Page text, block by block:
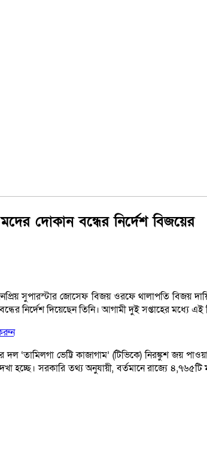
দোকান বন্ধের নির্দেশ বিজয়ের
সুপারস্টার জোসেফ বিজয় ওরফে থালাপতি বিজয়
নির্দেশ দিয়েছেন তিনি। আগামী দুই সপ্তাহের মধ্যে
দল ‘তামিলগা ভেট্টি কাজাগাম’ (টিভিকে) নিরঙ্কুশ জয়
হচ্ছে। সরকারি তথ্য অনুযায়ী, বর্তমানে রাজ্যে